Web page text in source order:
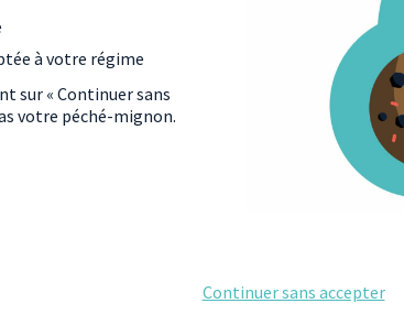
vie offrent tous deux la possibilité d’une
Toutefois,
la fiscalité appliquée lors
deux produits, elle est particulièrement
le mode de sortie. Dans le cas du PER,
a aussi des conséquences sur la fiscalité à la
à votre régime
sur « Continuer sans
votre péché-mignon.
Continuer sans accepter